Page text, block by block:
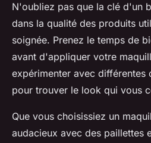
N'oubliez pas que la clé d'un
dans la qualité des produits
soignée. Prenez le temps de
avant d'appliquer votre
expérimenter avec différentes
pour trouver le look qui vous
Que vous choisissiez un
audacieux avec des paillettes